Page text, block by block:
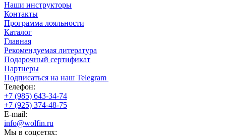
Наши инструкторы
Контакты
Программа лояльности
Каталог
Главная
Рекомендуемая литература
Подарочный сертификат
Партнеры
Подписаться на наш Telegram
Телефон:
+7 (985) 643-34-74
+7 (925) 374-48-75
E-mail:
info@wolfin.ru
Мы в соцсетях: